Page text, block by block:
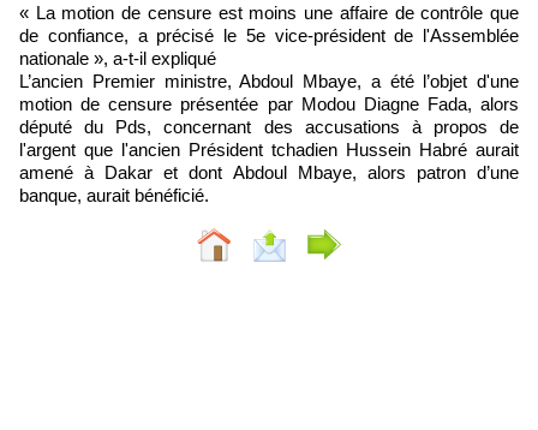
« La motion de censure est moins une affaire de contrôle que
de confiance, a précisé le 5e vice-président de l'Assemblée
nationale », a-t-il expliqué
L’ancien Premier ministre, Abdoul Mbaye, a été l’objet d'une
motion de censure présentée par Modou Diagne Fada, alors
député du Pds, concernant des accusations à propos de
l'argent que l'ancien Président tchadien Hussein Habré aurait
amené à Dakar et dont Abdoul Mbaye, alors patron d’une
banque, aurait bénéficié.